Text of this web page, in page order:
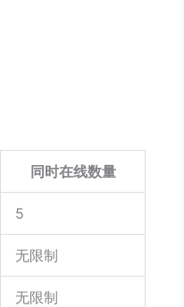
同时在线数量
5
无限制
无限制